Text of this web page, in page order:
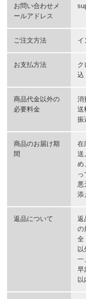
お問い合わせメ
ールアドレス
ご注文方法 イ
お支払方法
ク
込
商品代金以外の
必要料金
消
送
振
商品のお届け期
間
在
送
め
悪
添
返品について 返
の
全
以
一
早
以